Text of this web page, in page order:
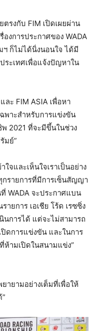
รงกับ FIM เปิดเผยผ่าน
งการประกาศของ WADA
ก็ไม่ได้นิ่งนอนใจ ได้มี
ระเทศเพื่อแจ้งปัญหาใน
ละ FIM ASIA เพื่อหา
พาะสำหรับการแข่งขัน
พ 2021 ที่จะมีขึ้นในช่วง
มย์”
จและเห็นใจเราเป็นอย่าง
รายการที่มีการเซ็นสัญญา
WADA จะประกาศแบน
ายการ เอเชีย โร้ด เรซซิ่ง
นการได้ แต่จะไม่สามารถ
ดการแข่งขัน และในการ
ห้ามเปิดในสนามแข่ง”
ายามอย่างเต็มที่เพื่อให้